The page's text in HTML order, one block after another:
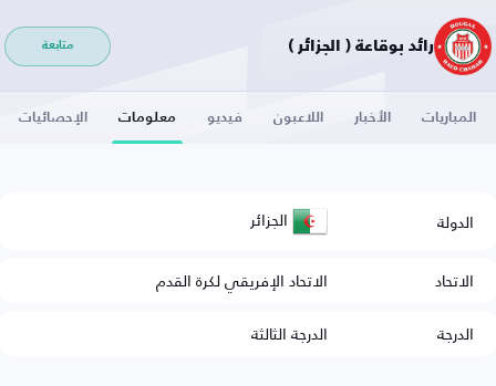
رائد بوقاعة ( الجزائر ) متابعة
المباريات الأخبار اللاعبون فيديو معلومات الإحصائيات
الدولة الجزائر
الاتحاد
الاتحاد الإفريقي لكرة القدم
الدرجة
الدرجة الثالثة